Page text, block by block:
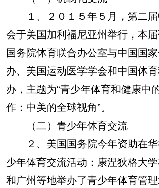
１、２０１５年５月，第二届
会于美国加利福尼亚州举行，本
国务院体育联合办公室与中国国
办、美国运动医学学会和中国体
办，主题为“青少年体育和健康中
作：中美的全球视角”。
（二）青少年体育交流
２、美国国务院今年资助在华
少年体育交流活动：康涅狄格大
和广州等地举办了青少年体育管